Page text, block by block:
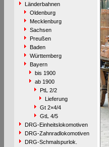
Länderbahnen
Oldenburg
Mecklenburg
Sachsen
Preußen
Baden
Württemberg
Bayern
bis 1900
ab 1900
PtL 2/2
Lieferung
Gt 2×4/4
GtL 4/5
DRG-Einheitslokomotiven
DRG-Zahnradlokomotiven
DRG-Schmalspurlok.